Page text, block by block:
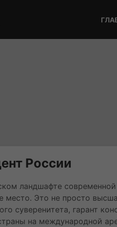
России
ландшафте
место. Это не просто
суверенитета, гарант
на международной